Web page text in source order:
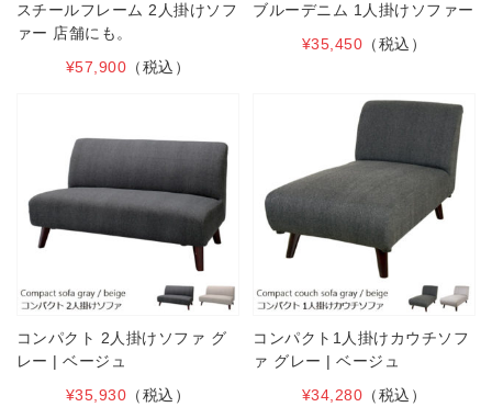
スチールフレーム 2人掛けソフ
ァー 店舗にも。
¥57,900 （税込）
ブルーデニム 1人掛けソファー
¥35,450 （税込）
コンパクト 2人掛けソファ グ
レー | ベージュ
¥35,930 （税込）
コンパクト1人掛けカウチソフ
ァ グレー | ベージュ
¥34,280 （税込）